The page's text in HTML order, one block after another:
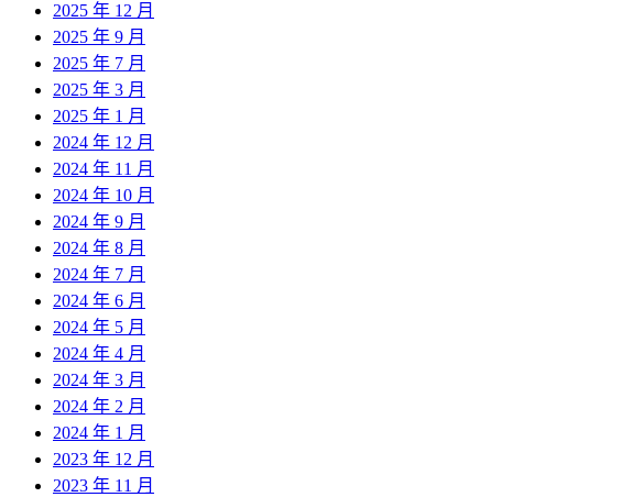
2025 年 12 月
2025 年 9 月
2025 年 7 月
2025 年 3 月
2025 年 1 月
2024 年 12 月
2024 年 11 月
2024 年 10 月
2024 年 9 月
2024 年 8 月
2024 年 7 月
2024 年 6 月
2024 年 5 月
2024 年 4 月
2024 年 3 月
2024 年 2 月
2024 年 1 月
2023 年 12 月
2023 年 11 月